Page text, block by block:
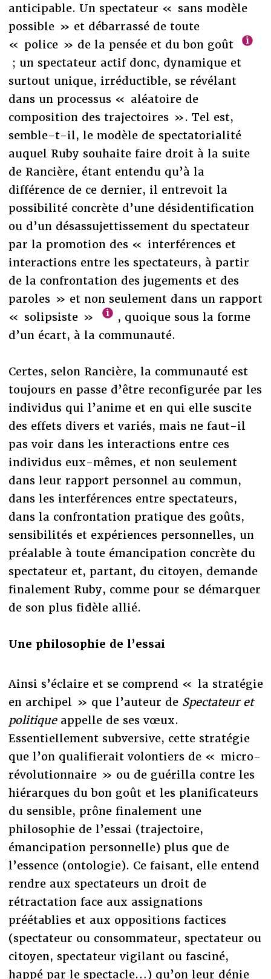
anticipable. Un spectateur « sans modèle
possible » et débarrassé de toute
« police » de la pensée et du bon goût
; un spectateur actif donc, dynamique et
surtout unique, irréductible, se révélant
dans un processus « aléatoire de
composition des trajectoires ». Tel est,
semble-t-il, le modèle de spectatorialité
auquel Ruby souhaite faire droit à la suite
de Rancière, étant entendu qu’à la
différence de ce dernier, il entrevoit la
possibilité concrète d’une désidentification
ou d’un désassujettissement du spectateur
par la promotion des « interférences et
interactions entre les spectateurs, à partir
de la confrontation des jugements et des
paroles » et non seulement dans un rapport
« solipsiste »
, quoique sous la forme
d’un écart, à la communauté.
Certes, selon Rancière, la communauté est
toujours en passe d’être reconfigurée par les
individus qui l’anime et en qui elle suscite
des effets divers et variés, mais ne faut-il
pas voir dans les interactions entre ces
individus eux-mêmes, et non seulement
dans leur rapport personnel au commun,
dans les interférences entre spectateurs,
dans la confrontation pratique des goûts,
sensibilités et expériences personnelles, un
préalable à toute émancipation concrète du
spectateur et, partant, du citoyen, demande
finalement Ruby, comme pour se démarquer
de son plus fidèle allié.
Une philosophie de l’essai
Ainsi s’éclaire et se comprend « la stratégie
en archipel » que l’auteur de Spectateur et
politiqueappelle de ses vœux.
Essentiellement subversive, cette stratégie
que l’on qualifierait volontiers de « micro-
révolutionnaire » ou de guérilla contre les
hiérarques du bon goût et les planificateurs
du sensible, prône finalement une
philosophie de l’essai (trajectoire,
émancipation personnelle) plus que de
l’essence (ontologie). Ce faisant, elle entend
rendre aux spectateurs un droit de
rétractation face aux assignations
préétablies et aux oppositions factices
(spectateur ou consommateur, spectateur ou
citoyen, spectateur vigilant ou fasciné,
happé par le spectacle…) qu’on leur dénie